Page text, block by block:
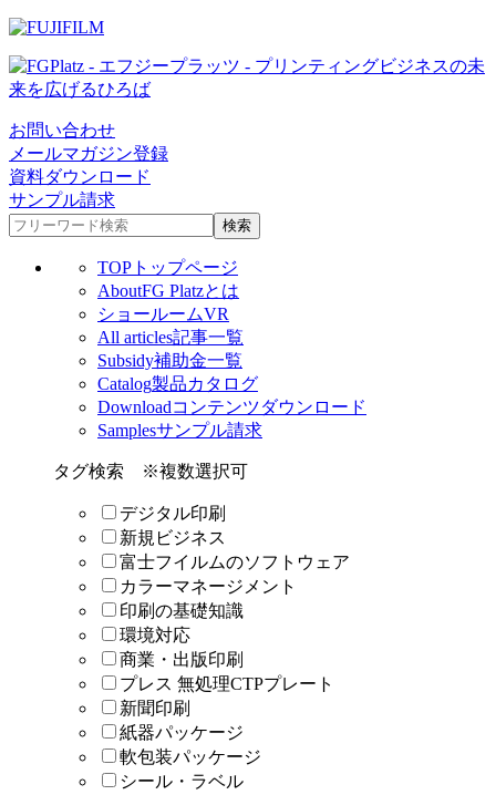
お問い合わせ
メールマガジン登録
資料ダウンロード
サンプル請求
TOP トップページ
AboutFG Platzとは
ショールームVR
All articles記事一覧
Subsidy補助金一覧
Catalog製品カタログ
Downloadコンテンツダウンロード
Samplesサンプル請求
タグ検索 ※複数選択可
デジタル印刷
新規ビジネス
富士フイルムのソフトウェア
カラーマネージメント
印刷の基礎知識
環境対応
商業・出版印刷
プレス 無処理CTPプレート
新聞印刷
紙器パッケージ
軟包装パッケージ
シール・ラベル